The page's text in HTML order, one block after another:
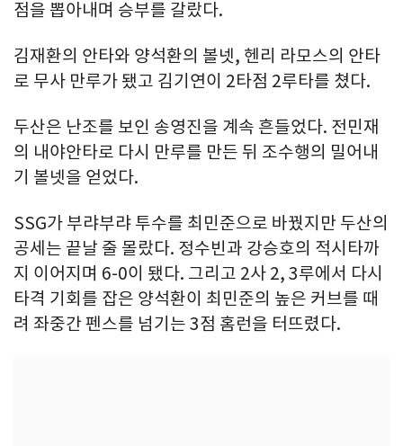
점을 뽑아내며 승부를 갈랐다.
김재환의 안타와 양석환의 볼넷, 헨리 라모스의 안타
로 무사 만루가 됐고 김기연이 2타점 2루타를 쳤다.
두산은 난조를 보인 송영진을 계속 흔들었다. 전민재
의 내야안타로 다시 만루를 만든 뒤 조수행의 밀어내
기 볼넷을 얻었다.
SSG가 부랴부랴 투수를 최민준으로 바꿨지만 두산의
공세는 끝날 줄 몰랐다. 정수빈과 강승호의 적시타까
지 이어지며 6-0이 됐다. 그리고 2사 2, 3루에서 다시
타격 기회를 잡은 양석환이 최민준의 높은 커브를 때
려 좌중간 펜스를 넘기는 3점 홈런을 터뜨렸다.